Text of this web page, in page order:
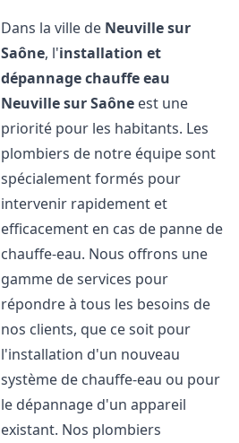
Dans la ville de Neuville sur
Saône, l'installation et
dépannage chauffe eau
Neuville sur Saône est une
priorité pour les habitants. Les
plombiers de notre équipe sont
spécialement formés pour
intervenir rapidement et
efficacement en cas de panne de
chauffe-eau. Nous offrons une
gamme de services pour
répondre à tous les besoins de
nos clients, que ce soit pour
l'installation d'un nouveau
système de chauffe-eau ou pour
le dépannage d'un appareil
existant. Nos plombiers